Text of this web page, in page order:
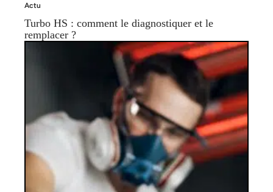
Actu
Turbo HS : comment le diagnostiquer et le
remplacer ?